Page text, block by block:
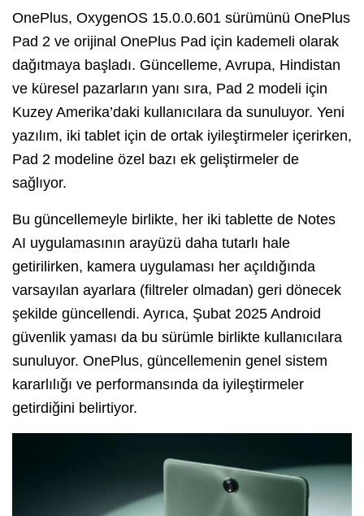
OnePlus, OxygenOS 15.0.0.601 sürümünü OnePlus
Pad 2 ve orijinal OnePlus Pad için kademeli olarak
dağıtmaya başladı. Güncelleme, Avrupa, Hindistan
ve küresel pazarların yanı sıra, Pad 2 modeli için
Kuzey Amerika’daki kullanıcılara da sunuluyor. Yeni
yazılım, iki tablet için de ortak iyileştirmeler içerirken,
Pad 2 modeline özel bazı ek geliştirmeler de
sağlıyor.
Bu güncellemeyle birlikte, her iki tablette de Notes
AI uygulamasının arayüzü daha tutarlı hale
getirilirken, kamera uygulaması her açıldığında
varsayılan ayarlara (filtreler olmadan) geri dönecek
şekilde güncellendi. Ayrıca, Şubat 2025 Android
güvenlik yaması da bu sürümle birlikte kullanıcılara
sunuluyor. OnePlus, güncellemenin genel sistem
kararlılığı ve performansında da iyileştirmeler
getirdiğini belirtiyor.